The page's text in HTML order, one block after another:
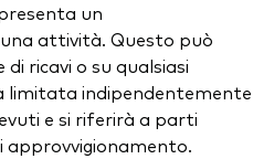
un
attività. Questo può
ricavi o su qualsiasi
limitata indipendentemente
e si riferirà a parti
approvvigionamento.